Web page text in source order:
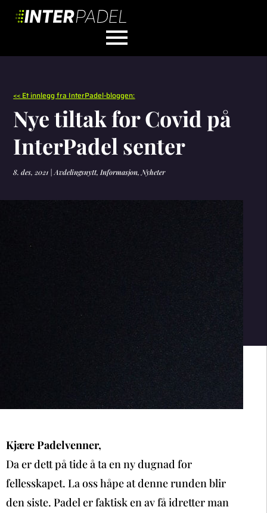
<< Et innlegg fra InterPadel-bloggen:
Nye tiltak for Covid på
InterPadel senter
8. des, 2021 |Avdelingsnytt, Informasjon, Nyheter
Kjære Padelvenner,
Da er dett på tide å ta en ny dugnad for
fellesskapet. La oss håpe at denne runden blir
den siste. Padel er faktisk en av få idretter man